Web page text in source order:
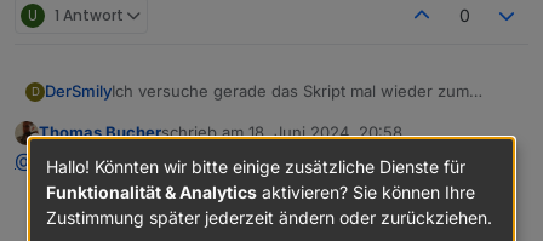
U 1 Antwort 0
D DerSmilyIch versuche gerade das Skript mal wieder zum
Wie bekomme ich diesen Fehler weg?
javascript.0 11:31:21.934 info script.js.Ecoflow.DL:
Fehler beim Abrufen des niedrigsten Werts: timeout
javascript.0 11:31:36.912 info script.js.Ecoflow.DL:
getLowestValue-error: timeout
Zur Info vielleicht: Ich habe eine PS und nur einen
Zusatzakku Delta
Thomas Bucherschrieb am18. Juni 2024, 20:58
zuletzt editiert von
@ dersmilyschau mal ob der History Adapter läuft
0
Hallo! Könnten wir bitte einige zusätzliche Dienste für
Funktionalität & Analytics aktivieren? Sie können Ihre
Zustimmung später jederzeit ändern oder zurückziehen.